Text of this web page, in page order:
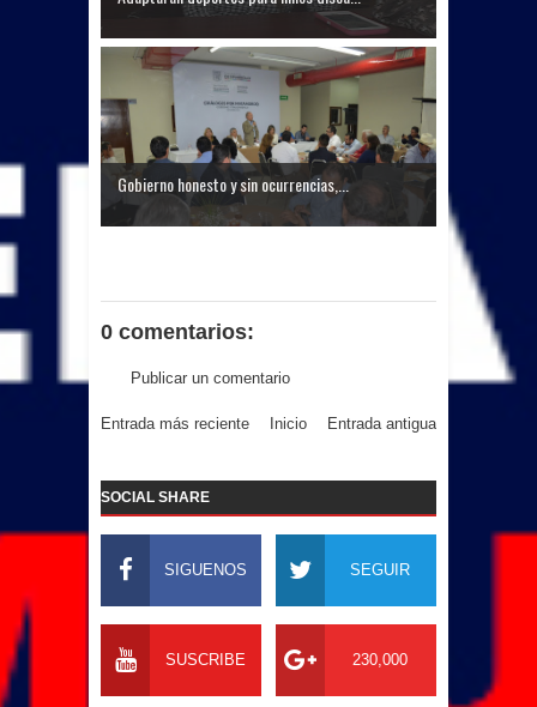
Gobierno honesto y sin ocurrencias,...
0 comentarios:
Publicar un comentario
Entrada más reciente Entrada antigua
Inicio
SOCIAL SHARE
SIGUENOS SEGUIR
SUSCRIBE 230,000